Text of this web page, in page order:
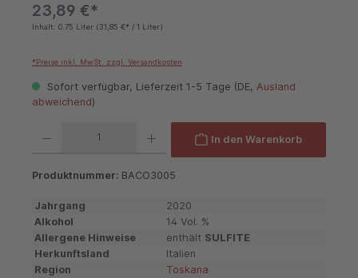
23,89 €*
Inhalt: 0.75 Liter (31,85 €* / 1 Liter)
*Preise inkl. MwSt. zzgl. Versandkosten
Sofort verfügbar, Lieferzeit 1-5 Tage (DE, Ausland
abweichend)
In den Warenkorb
Produktnummer: BACO3005
Jahrgang
2020
Alkohol
14 Vol. %
Allergene Hinweise
enthält SULFITE
Herkunftsland
Italien
Region
Toskana